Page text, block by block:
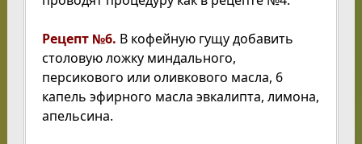
Рецепт №6. В кофейную гущу добавить
столовую ложку миндального,
персикового или оливкового масла, 6
капель эфирного масла эвкалипта, лимона,
апельсина.